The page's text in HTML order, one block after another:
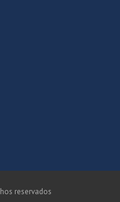
reservados